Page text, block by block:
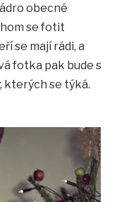
obecné
se fotit
se mají rádi, a
fotka pak bude s
kterých se týká.